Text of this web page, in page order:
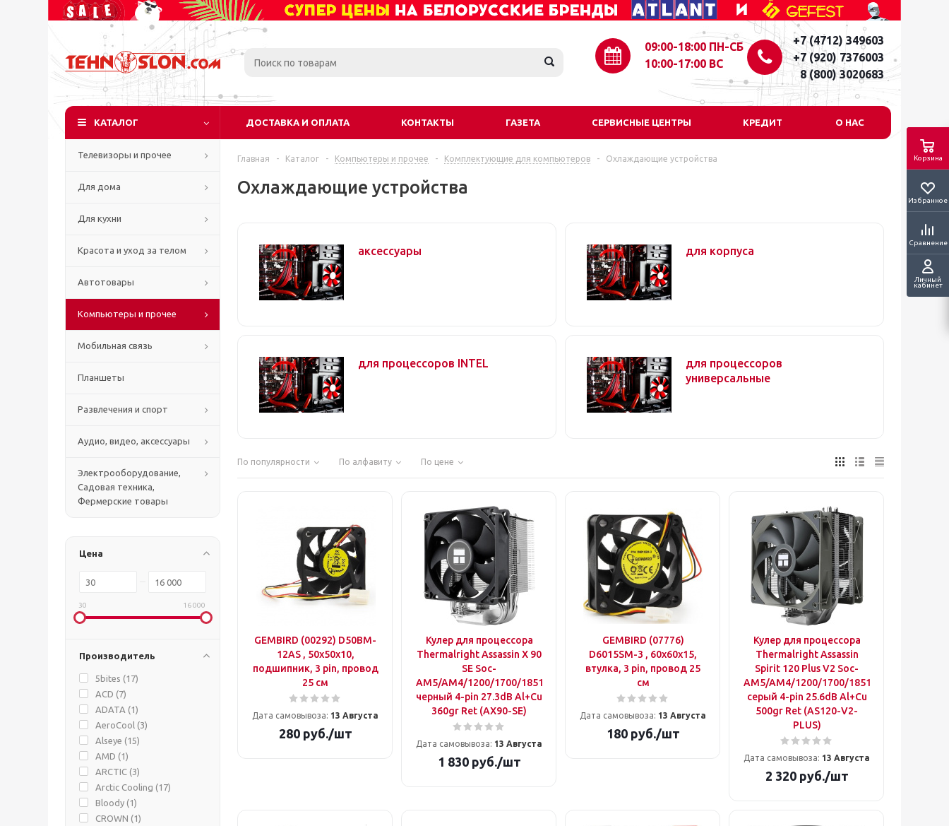
09:00-18:00 ПН-СБ
10:00-17:00 ВС
Корзина
Избранное
Сравнение
Личный
кабинет
+7 (4712) 349603
+7 (920) 7376003
8 (800) 3020683
КАТАЛОГ ДОСТАВКА И ОПЛАТА КОНТАКТЫ ГАЗЕТА СЕРВИСНЫЕ ЦЕНТРЫ КРЕДИТ О НАС
Телевизоры и прочее
Для дома
Для кухни
Красота и уход за телом
Автотовары
Компьютеры и прочее
Мобильная связь
Планшеты
Развлечения и спорт
Аудио, видео, аксессуары
Электрооборудование,
Садовая техника,
Фермерские товары
Цена
30 16 000
Производитель
5bites (17)
ACD (7)
ADATA (1)
AeroCool (3)
Alseye (15)
AMD (1)
ARCTIC (3)
Arctic Cooling (17)
Bloody (1)
CROWN (1)
Главная - Каталог - Компьютеры и прочее - Комплектующие для компьютеров - Охлаждающие устройства
Охлаждающие устройства
аксессуары для корпуса
для процессоров INTEL
для процессоров
универсальные
По популярности По алфавиту По цене
GEMBIRD (00292) D50BM-
12AS , 50x50x10,
подшипник, 3 pin, провод
25 см
Дата самовывоза: 13 Августа
280руб./шт
Кулер для процессора
Thermalright Assassin X 90
SE Soc-
AM5/AM4/1200/1700/1851
черный 4-pin 27.3dB Al+Cu
360gr Ret (AX90-SE)
Дата самовывоза: 13 Августа
1 830руб./шт
GEMBIRD (07776)
D6015SM-3 , 60x60x15,
втулка, 3 pin, провод 25
см
Дата самовывоза: 13 Августа
180руб./шт
Кулер для процессора
Thermalright Assassin
Spirit 120 Plus V2 Soc-
AM5/AM4/1200/1700/1851
серый 4-pin 25.6dB Al+Cu
500gr Ret (AS120-V2-
PLUS)
Дата самовывоза: 13 Августа
2 320руб./шт